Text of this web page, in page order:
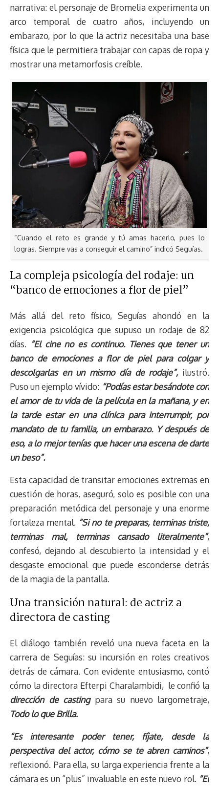
narrativa: el personaje de Bromelia experimenta un
arco temporal de cuatro años, incluyendo un
embarazo, por lo que la actriz necesitaba una base
física que le permitiera trabajar con capas de ropa y
mostrar una metamorfosis creíble.
“Cuando el reto es grande y tú amas hacerlo, pues lo
logras. Siempre vas a conseguir el camino” indicó Seguías.
La compleja psicología del rodaje: un
“banco de emociones a flor de piel”
Más allá del reto físico, Seguías ahondó en la
exigencia psicológica que supuso un rodaje de 82
días. “El cine no es continuo. Tienes que tener un
banco de emociones a flor de piel para colgar y
descolgarlas en un mismo día de rodaje”,ilustró.
Puso un ejemplo vívido: “Podías estar besándote con
el amor de tu vida de la película en la mañana, y en
la tarde estar en una clínica para interrumpir, por
mandato de tu familia, un embarazo. Y después de
eso, a lo mejor tenías que hacer una escena de darte
un beso”.
Esta capacidad de transitar emociones extremas en
cuestión de horas, aseguró, solo es posible con una
preparación metódica del personaje y una enorme
fortaleza mental. “Si no te preparas, terminas triste,
terminas mal, terminas cansado literalmente”,
confesó, dejando al descubierto la intensidad y el
desgaste emocional que puede esconderse detrás
de la magia de la pantalla.
Una transición natural: de actriz a
directora de casting
El diálogo también reveló una nueva faceta en la
carrera de Seguías: su incursión en roles creativos
detrás de cámara. Con evidente entusiasmo, contó
cómo la directora Efterpi Charalambidi, le confió la
dirección de castingpara su nuevo largometraje,
Todo lo que Brilla.
“Es interesante poder tener, fíjate, desde la
perspectiva del actor, cómo se te abren caminos”,
reflexionó. Para ella, su larga experiencia frente a la
cámara es un “plus” invaluable en este nuevo rol. “El